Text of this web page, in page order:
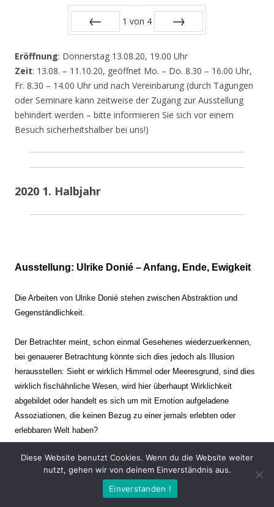
1 von 4
Eröffnung: Donnerstag 13.08.20, 19.00 Uhr
Zeit: 13.08. – 11.10.20, geöffnet Mo. – Do. 8.30 – 16.00 Uhr,
Fr. 8.30 – 14.00 Uhr und nach Vereinbarung (durch Tagungen
oder Seminare kann zeitweise der Zugang zur Ausstellung
behindert werden – bitte informieren Sie sich vor einem
Besuch sicherheitshalber bei uns!)
2020 1. Halbjahr
Ausstellung: Ulrike Donié – Anfang, Ende, Ewigkeit
Die Arbeiten von Ulrike Donié stehen zwischen Abstraktion und
Gegenständlichkeit.
Der Betrachter meint, schon einmal Gesehenes wiederzuerkennen,
bei genauerer Betrachtung könnte sich dies jedoch als Illusion
herausstellen: Sieht er wirklich Himmel oder Meeresgrund, sind dies
wirklich fischähnliche Wesen, wird hier überhaupt Wirklichkeit
abgebildet oder handelt es sich um mit Emotion aufgeladene
Assoziationen, die keinen Bezug zu einer jemals erlebten oder
erlebbaren Welt haben?
Verharren und Dynamik stehen sich dabei gegenüber. Zeit steht still
oder verrinnt im Nu. Es soll dabei eine Spannung, auch farblich, bis
zur Schmerzgrenze erzeugt werden. Die Arbeiten stellen ambivalente
Diese Website benutzt Cookies. Wenn du die Website weiter
nutzt, gehen wir von deinem Einverständnis aus.
Einverstanden !